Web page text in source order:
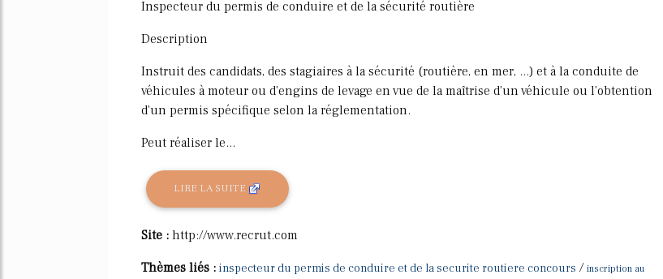
Inspecteur du permis de conduire et de la sécurité routière
Description
Instruit des candidats, des stagiaires à la sécurité (routière, en mer, ...) et à la conduite de
véhicules à moteur ou d'engins de levage en vue de la maîtrise d'un véhicule ou l'obtention
d'un permis spécifique selon la réglementation.
Peut réaliser le...
LIRE LA SUITE
Site : http://www.recrut.com
Thèmes liés : inspecteur du permis de conduire et de la securite routiere concours / inscription au